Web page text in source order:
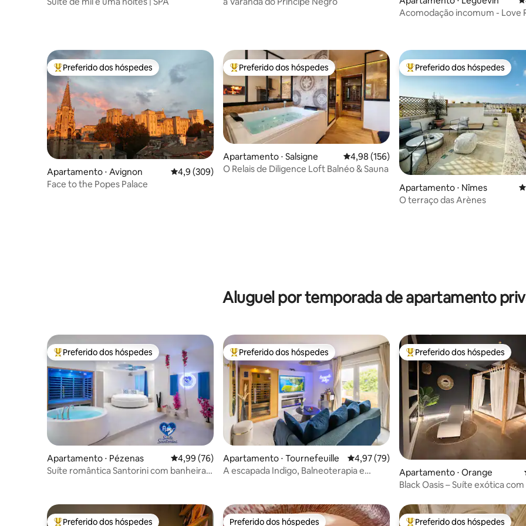
Acomodação incomum - Love
Entre os melhores preferidos dos hóspedes
Preferido dos hóspedes
Apartamento ⋅ Avignon 4,9 de uma avaliação média de 5, 309 avaliações
4,9 (309)
Face to the Popes Palace
Entre os melhores preferidos dos hóspedes
Preferido dos hóspedes
Apartamento ⋅ Salsigne 4,98 de uma avaliação média de 5, 156
4,98 (156)
O Relais de Diligence Loft Balnéo & Sauna
Entre os melhores preferidos
Preferido dos hóspedes
Apartamento ⋅ Nîmes
O terraço das Arènes
Aluguel por temporada de apartamento
Entre os melhores preferidos dos hóspedes
Preferido dos hóspedes
Apartamento ⋅ Pézenas 4,99 de uma avaliação média de 5, 76 avaliações
4,99 (76)
Suíte romântica Santorini com banheira e
Entre os melhores preferidos dos hóspedes
Preferido dos hóspedes
Apartamento ⋅ Tournefeuille 4,97 de uma avaliação média de 5, 79
4,97 (79)
A escapada Indigo, Balneoterapia e
Entre os melhores preferidos
Preferido dos hóspedes
Apartamento ⋅ Orange
Black Oasis – Suíte exótica
Preferido dos hóspedes Preferido dos hóspedes Preferido dos hóspedes